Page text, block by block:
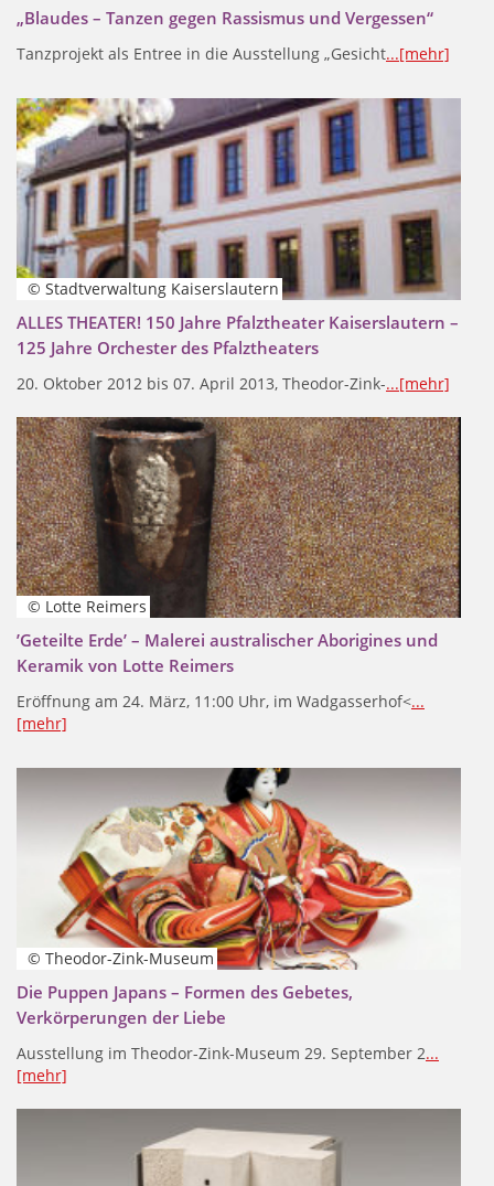
„Blaudes – Tanzen gegen Rassismus und Vergessen“
Tanzprojekt als Entree in die Ausstellung „Gesicht...[mehr]
© Stadtverwaltung Kaiserslautern
ALLES THEATER! 150 Jahre Pfalztheater Kaiserslautern –
125 Jahre Orchester des Pfalztheaters
20. Oktober 2012 bis 07. April 2013, Theodor-Zink-...[mehr]
© Lotte Reimers
’Geteilte Erde’ – Malerei australischer Aborigines und
Keramik von Lotte Reimers
Eröffnung am 24. März, 11:00 Uhr, im Wadgasserhof<...
[mehr]
© Theodor-Zink-Museum
Die Puppen Japans – Formen des Gebetes,
Verkörperungen der Liebe
Ausstellung im Theodor-Zink-Museum 29. September 2...
[mehr]